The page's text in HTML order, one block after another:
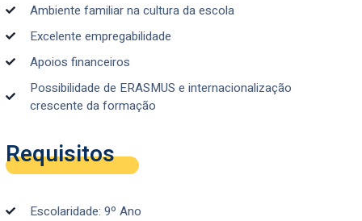
Ambiente familiar na cultura da escola
Excelente empregabilidade
Apoios financeiros
Possibilidade de ERASMUS e internacionalização
crescente da formação
Requisitos
Escolaridade: 9º Ano